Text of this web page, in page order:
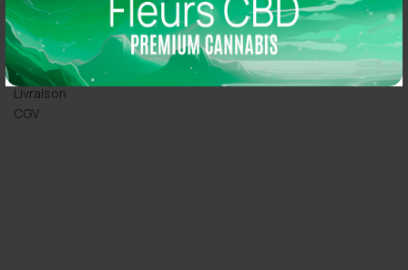
Click & Collect
Commandez en ligne
Contactez-nous
Mon compte
Livraison
CGV